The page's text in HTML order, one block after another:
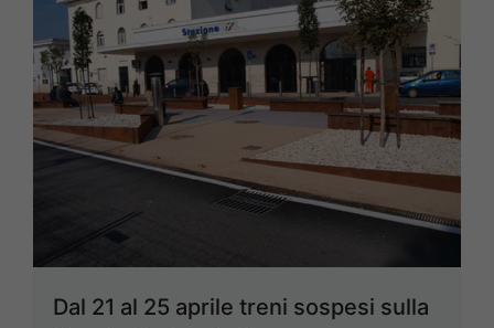
Dal 21 al 25 aprile treni sospesi sulla